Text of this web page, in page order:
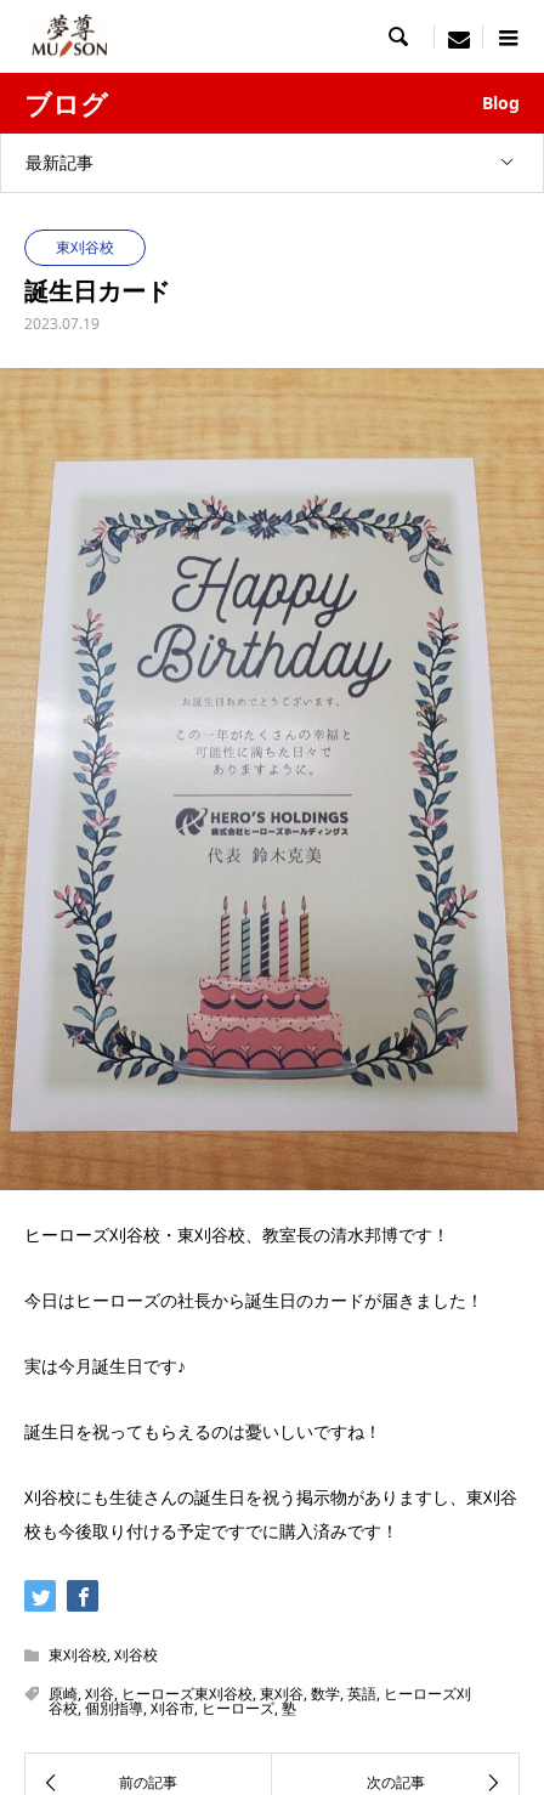
 menu
ブログ Blog
最新記事
東刈谷校
誕生日カード
2023.07.19
ヒーローズ刈谷校・東刈谷校、教室長の清水邦博です！
今日はヒーローズの社長から誕生日のカードが届きました！
実は今月誕生日です♪
誕生日を祝ってもらえるのは憂いしいですね！
刈谷校にも生徒さんの誕生日を祝う掲示物がありますし、東刈谷
校も今後取り付ける予定ですでに購入済みです！
東刈谷校,刈谷校
原崎,刈谷, ヒーローズ東刈谷校,東刈谷,数学,英語, ヒーローズ刈
谷校,個別指導,刈谷市,ヒーローズ,塾